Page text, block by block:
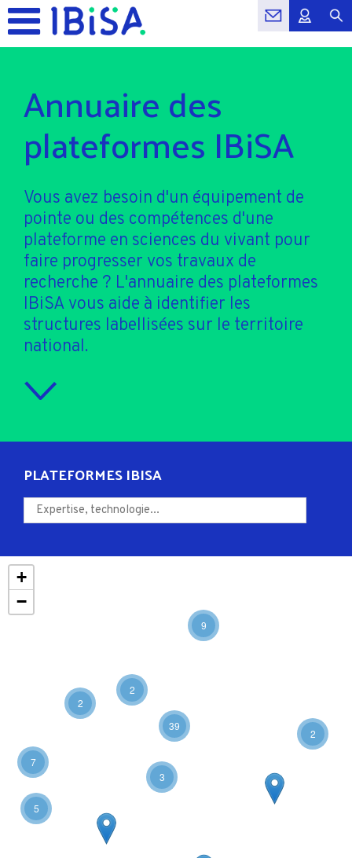
Annuaire des
plateformes IBiSA
Vous avez besoin d'un équipement de
pointe ou des compétences d'une
plateforme en sciences du vivant pour
faire progresser vos travaux de
recherche ? L'annuaire des plateformes
IBiSA vous aide à identifier les
structures labellisées sur le territoire
national.
PLATEFORMES IBISA
2
2
9
2
5
7
3
39
+
−